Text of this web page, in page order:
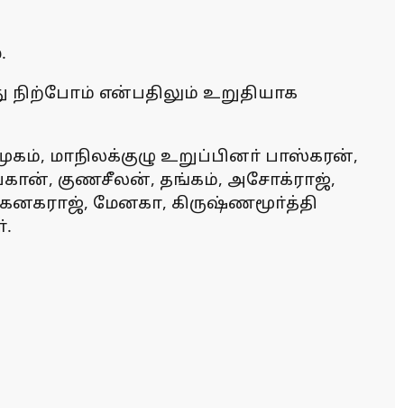
நிற்போம் என்பதிலும் உறுதியாக
மாநிலக்குழு உறுப்பினா் பாஸ்கரன்,
குணசீலன், தங்கம், அசோக்ராஜ்,
மேனகா, கிருஷ்ணமூா்த்தி